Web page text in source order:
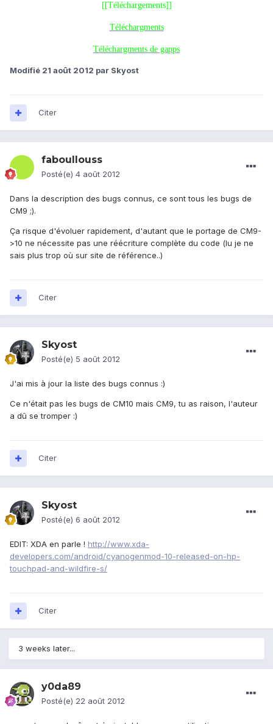
[[Téléchargements]]
Téléchargments
Téléchargments de gapps
Modifié 21 août 2012 par Skyost
Citer
faboullouss
Posté(e) 4 août 2012
Dans la description des bugs connus, ce sont tous les bugs de
CM9 ;).
Ça risque d'évoluer rapidement, d'autant que le portage de CM9-
>10 ne nécessite pas une réécriture complète du code (lu je ne
sais plus trop où sur site de référence..)
Citer
Skyost
Posté(e) 5 août 2012
J'ai mis à jour la liste des bugs connus :)
Ce n'était pas les bugs de CM10 mais CM9, tu as raison, l'auteur
a dû se tromper :)
Citer
Skyost
Posté(e) 6 août 2012
EDIT: XDA en parle ! http://www.xda-
developers.com/android/cyanogenmod-10-released-on-hp-
touchpad-and-wildfire-s/
Citer
3 weeks later...
y0da89
Posté(e) 22 août 2012